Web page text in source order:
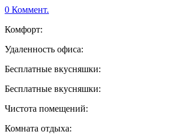
0 Коммент.
Комфорт:
Удаленность офиса:
Бесплатные вкусняшки:
Бесплатные вкусняшки:
Чистота помещений:
Комната отдыха: